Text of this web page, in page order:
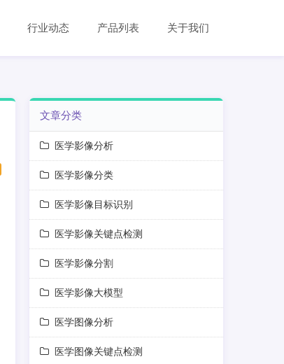
行业动态 产品列表 关于我们
文章分类
医学影像分析
医学影像分类
医学影像目标识别
医学影像关键点检测
医学影像分割
医学影像大模型
医学图像分析
医学图像关键点检测